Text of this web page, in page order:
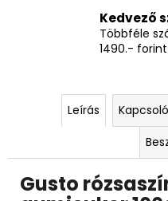
Kedvező
Többféle
1490.-
Leírás
Gusto